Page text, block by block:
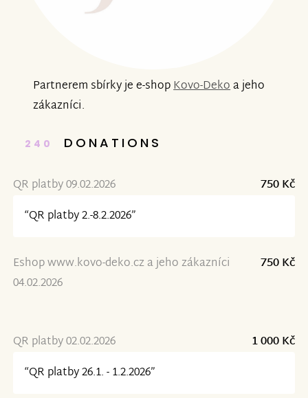
Partnerem sbírky je e-shopKovo-Dekoa jeho
zákazníci.
240 DONATIONS
QR platby 09.02.2026
750 Kč
“QR platby 2.-8.2.2026”
Eshop www.kovo-deko.cz a jeho zákazníci
04.02.2026
750 Kč
QR platby 02.02.2026
1 000 Kč
“QR platby 26.1. - 1.2.2026”